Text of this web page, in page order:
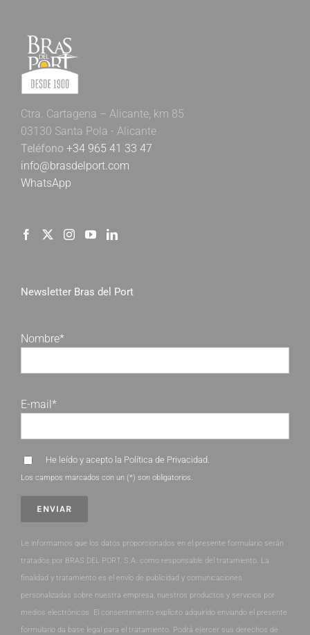
Ctra. Cartagena – Alicante, km 85
03130 Santa Pola - Alicante
Teléfono +34 965 41 33 47
info@brasdelport.com
WhatsApp
Newsletter Bras del Port
Nombre*
E-mail*
He leído y acepto la Política de Privacidad
Los campos marcados con un (*) son obligatorios.
Le informamos que los datos proporcionados en el presente formulario serán
tratados por BRAS DEL PORT, S.A. como responsable del tratamiento. La
finalidad y tratamiento es el envío de publicidad y comunicaciones
personalizadas sobre nuestra empresa, nuestros productos y servicios por
medios electrónicos. El consentimiento explícito adquirido enviando el presente
formulario da base legal para el tratamiento. Podrá ejercer sus derechos de